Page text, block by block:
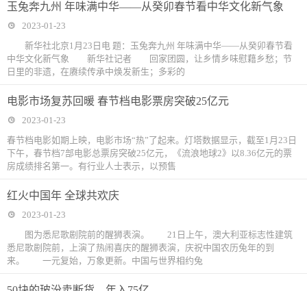
玉兔奔九州 年味满中华——从癸卯春节看中华文化新气象
2023-01-23
新华社北京1月23日电 题：玉兔奔九州 年味满中华——从癸卯春节看
中华文化新气象 新华社记者 回家团圆，让乡情乡味慰藉乡愁；节
日里的非遗，在赓续传承中焕发新生；多彩的
电影市场复苏回暖 春节档电影票房突破25亿元
2023-01-23
春节档电影如期上映，电影市场“热”了起来。灯塔数据显示，截至1月23日
下午，春节档7部电影总票房突破25亿元，《流浪地球2》以8.36亿元的票
房成绩排名第一。有行业人士表示，以预售
红火中国年 全球共欢庆
2023-01-23
图为悉尼歌剧院前的醒狮表演。 21日上午，澳大利亚标志性建筑
悉尼歌剧院前，上演了热闹喜庆的醒狮表演，庆祝中国农历兔年的到
来。 一元复始，万象更新。中国与世界相约兔